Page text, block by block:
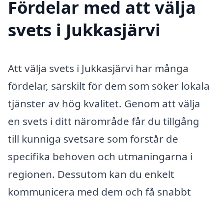
Fördelar med att välja
svets i Jukkasjärvi
Att välja svets i Jukkasjärvi har många
fördelar, särskilt för dem som söker lokala
tjänster av hög kvalitet. Genom att välja
en svets i ditt närområde får du tillgång
till kunniga svetsare som förstår de
specifika behoven och utmaningarna i
regionen. Dessutom kan du enkelt
kommunicera med dem och få snabbt